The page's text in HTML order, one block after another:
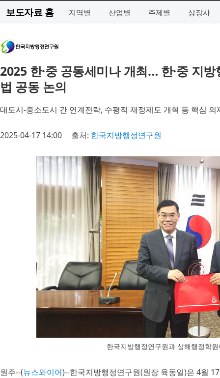
보도자료 홈 지역별 산업별 주제별 상장사
2025 한·중 공동세미나 개최… 한·중 지
법 공동 논의
대도시-중소도시 간 연계전략, 수평적 재정제도 개혁 등 핵심 의
2025-04-17 14:00 출처: 한국지방행정연구원
한국지방행정연구원과 상해행정학
원주--(뉴스와이어)--한국지방행정연구원(원장 육동일)은 4월